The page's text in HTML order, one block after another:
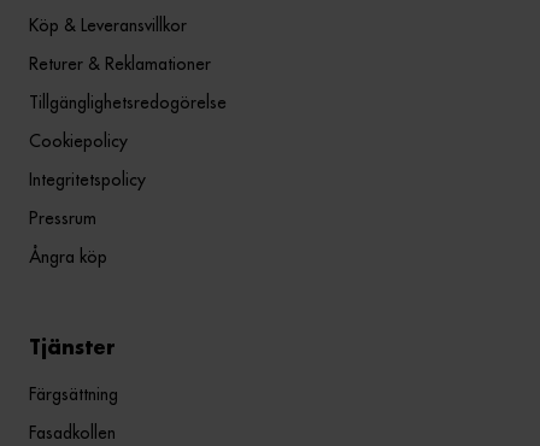
Köp & Leveransvillkor
Returer & Reklamationer
Tillgänglighetsredogörelse
Cookiepolicy
Integritetspolicy
Pressrum
Ångra köp
Tjänster
Färgsättning
Fasadkollen